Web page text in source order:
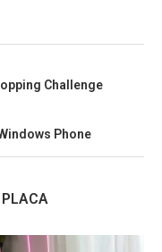
Challenge
Phone